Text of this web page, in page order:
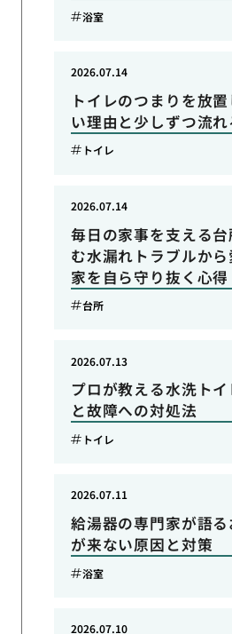
浴室
トイレのつまりを放
い理由と少しずつ流
2026.07.14
トイレ
毎日の家事を支える
む水漏れトラブルか
家を自ら守り抜く心得
2026.07.14
台所
プロが教える水洗ト
と故障への対処法
2026.07.13
トイレ
給湯器の専門家が語
が来ない原因と対策
2026.07.11
浴室
2026.07.10